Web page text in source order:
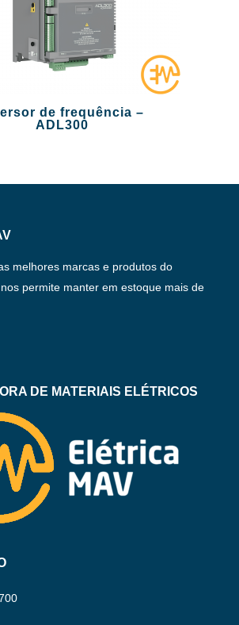
de frequência –
ADL300
melhores marcas e produtos do
permite manter em estoque mais de
DE MATERIAIS ELÉTRICOS